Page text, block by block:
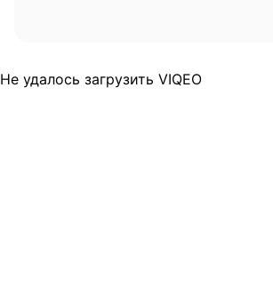
Не удалось загрузить VIQEO